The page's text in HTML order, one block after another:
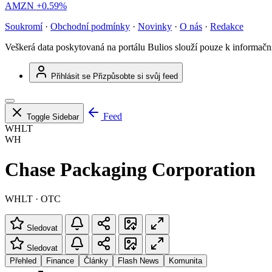
AMZN +0.59%
Soukromí · Obchodní podmínky · Novinky · O nás · Redakce
Veškerá data poskytovaná na portálu Bulios slouží pouze k
Přihlásit se Přizpůsobte si svůj feed
Toggle Sidebar
Feed
WHLT
WH
Chase Packaging Corporation
WHLT · OTC
Sledovat
Sledovat
Přehled
Finance Články Flash News Komunita